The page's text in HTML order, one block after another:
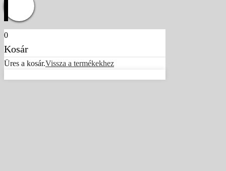
0
Kosár
Üres a kosár.Vissza a termékekhez